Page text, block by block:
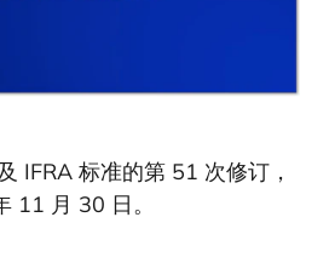
IFRA 标准的第 51 次修订，
11 月 30 日。